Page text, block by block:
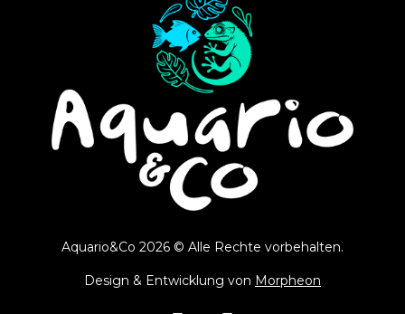
Aquario&Co 2026 © Alle Rechte vorbehalten.
Design & Entwicklung von Morpheon